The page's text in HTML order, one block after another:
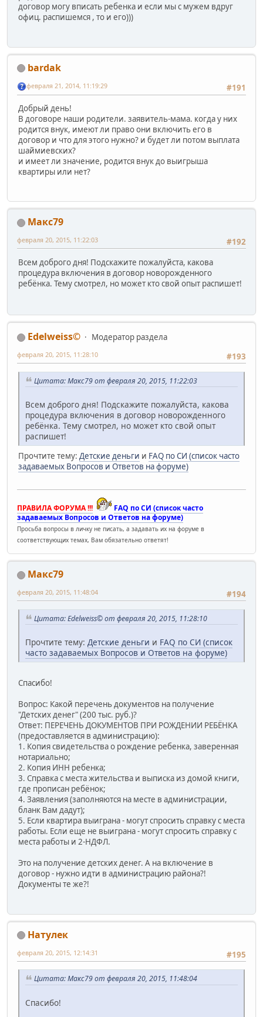
договор могу вписать ребенка и если мы с мужем вдруг
офиц. распишемся , то и его)))
bardak
#191
февраля 21, 2014, 11:19:29
Добрый день!
В договоре наши родители. заявитель-мама. когда у них
родится внук, имеют ли право они включить его в
договор и что для этого нужно? и будет ли потом выплата
шаймиевских?
и имеет ли значение, родится внук до выигрыша
квартиры или нет?
Макс79
#192
февраля 20, 2015, 11:22:03
Всем доброго дня! Подскажите пожалуйста, какова
процедура включения в договор новорожденного
ребёнка. Тему смотрел, но может кто свой опыт распишет!
Edelweiss©
Модератор раздела
#193
февраля 20, 2015, 11:28:10
Цитата: Макс79 от февраля 20, 2015, 11:22:03
Всем доброго дня! Подскажите пожалуйста, какова
процедура включения в договор новорожденного
ребёнка. Тему смотрел, но может кто свой опыт
распишет!
Прочтите тему: Детские деньги и FAQ по СИ (список часто
задаваемых Вопросов и Ответов на форуме)
ПРАВИЛА ФОРУМА !!!
FAQ по СИ (список часто
задаваемых Вопросов и Ответов на форуме)
Просьба вопросы в личку не писать, а задавать их на форуме в
соответствующих темах, Вам обязательно ответят!
Макс79
#194
февраля 20, 2015, 11:48:04
Цитата: Edelweiss© от февраля 20, 2015, 11:28:10
Прочтите тему: Детские деньги и FAQ по СИ (список
часто задаваемых Вопросов и Ответов на форуме)
Спасибо!
Вопрос: Какой перечень документов на получение
"Детских денег" (200 тыс. руб.)?
Ответ: ПЕРЕЧЕНЬ ДОКУМЕНТОВ ПРИ РОЖДЕНИИ РЕБЁНКА
(предоставляется в администрацию):
1. Копия свидетельства о рождение ребенка, заверенная
нотариально;
2. Копия ИНН ребенка;
3. Справка с места жительства и выписка из домой книги,
где прописан ребёнок;
4. Заявления (заполняются на месте в администрации,
бланк Вам дадут);
5. Если квартира выиграна - могут спросить справку с места
работы. Если еще не выиграна - могут спросить справку с
места работы и 2-НДФЛ.
Это на получение детских денег. А на включение в
договор - нужно идти в администрацию района?!
Документы те же?!
Натулек
#195
февраля 20, 2015, 12:14:31
Цитата: Макс79 от февраля 20, 2015, 11:48:04
Спасибо!